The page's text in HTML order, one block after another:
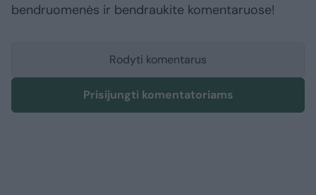
bendruomenės ir bendraukite komentaruose!
Rodyti komentarus
Prisijungti komentatoriams